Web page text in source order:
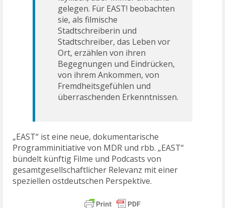
gelegen. Für EAST! beobachten
sie, als filmische
Stadtschreiberin und
Stadtschreiber, das Leben vor
Ort, erzählen von ihren
Begegnungen und Eindrücken,
von ihrem Ankommen, von
Fremdheitsgefühlen und
überraschenden Erkenntnissen.
„EAST“ ist eine neue, dokumentarische
Programminitiative von MDR und rbb. „EAST“
bündelt künftig Filme und Podcasts von
gesamtgesellschaftlicher Relevanz mit einer
speziellen ostdeutschen Perspektive.